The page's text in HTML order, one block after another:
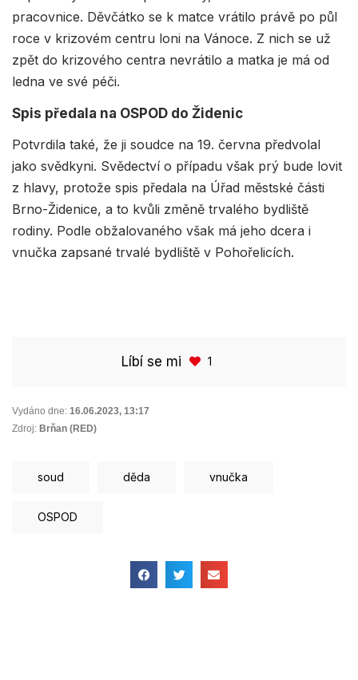
pracovnice. Děvčátko se k matce vrátilo právě po půl
roce v krizovém centru loni na Vánoce. Z nich se už
zpět do krizového centra nevrátilo a matka je má od
ledna ve své péči.
Spis předala na OSPOD do Židenic
Potvrdila také, že ji soudce na 19. června předvolal
jako svědkyni. Svědectví o případu však prý bude lovit
z hlavy, protože spis předala na Úřad městské části
Brno-Židenice, a to kvůli změně trvalého bydliště
rodiny. Podle obžalovaného však má jeho dcera i
vnučka zapsané trvalé bydliště v Pohořelicích.
Líbí se mi 1
Vydáno dne: 16.06.2023, 13:17
Zdroj: Brňan (RED)
soud děda vnučka
OSPOD